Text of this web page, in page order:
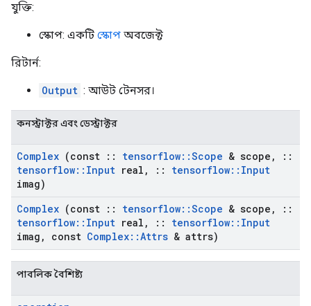
যুক্তি:
স্কোপ: একটি স্কোপ অবজেক্ট
রিটার্ন:
Output : আউট টেনসর।
কনস্ট্রাক্টর এবং ডেস্ট্রাক্টর
Complex (const :: tensorflow::Scope & scope ,
::
tensorflow:: Input real , :: tensorflow:: Input
imag)
Complex (const :: tensorflow::Scope & scope ,
::
tensorflow:: Input real , :: tensorflow:: Input
imag , const Complex::Attrs & attrs)
পাবলিক বৈশিষ্ট্য